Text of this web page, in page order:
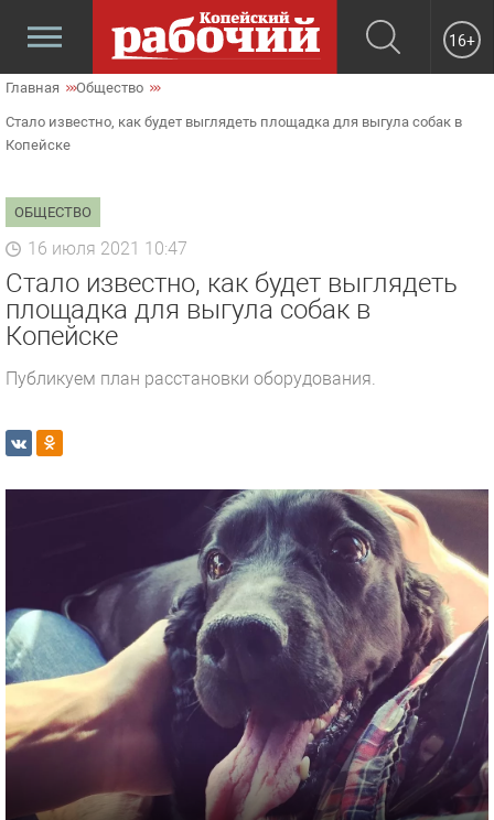
16+
Главная Общество
Стало известно, как будет выглядеть площадка для выгула собак в
Копейске
ОБЩЕСТВО
16 июля 2021 10:47
Стало известно, как будет выглядеть
площадка для выгула собак в
Копейске
Публикуем план расстановки оборудования.